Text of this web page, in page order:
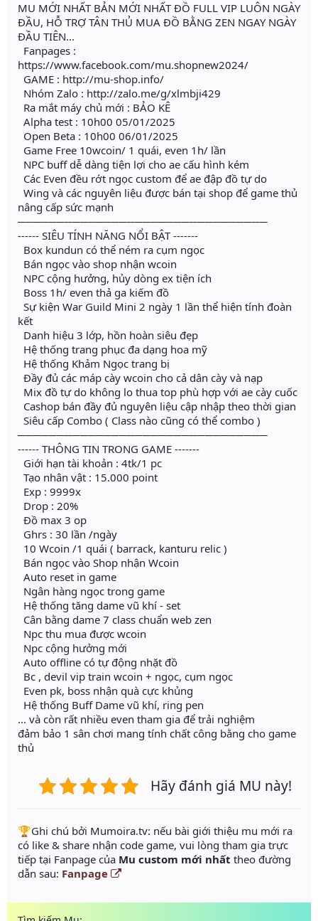
MU MỚI NHẤT BẢN MỚI NHẤT ĐỒ FULL VIP LUÔN NGÀY
ĐẦU, HỖ TRỢ TÂN THỦ MUA ĐỒ BẰNG ZEN NGAY NGÀY
ĐẦU TIÊN...
Fanpages :
https://www.facebook.com/mu.shopnew2024/
GAME : http://mu-shop.info/
Nhóm Zalo : http://zalo.me/g/xlmbji429
Ra mắt máy chủ mới : BẢO KÊ
Alpha test : 10h00 05/01/2025
Open Beta : 10h00 06/01/2025
Game Free 10wcoin/ 1 quái, even 1h/ lần
NPC buff dễ dàng tiện lợi cho ae cấu hình kém
Các Even đều rớt ngọc custom để ae đập đồ tự do
Wing và các nguyên liệu được bán tại shop để game thủ
nâng cấp sức mạnh
────────────────────────────────
------ SIÊU TÍNH NĂNG NỔI BẬT -------
Box kundun có thể ném ra cụm ngọc
Bán ngọc vào shop nhận wcoin
NPC cộng hưởng, hủy dòng ex tiện ích
Boss 1h/ even thả ga kiếm đồ
Sự kiện War Guild Mini 2 ngày 1 lần thể hiện tính đoàn
kết
Danh hiệu 3 lớp, hồn hoàn siêu đẹp
Hệ thống trang phục đa dạng hoa mỹ
Hệ thống Khảm Ngọc trang bị
Đầy đủ các máp cày wcoin cho cả dân cày và nạp
Mix đồ tự do không lo thua top phù hợp với ae cày cuốc
Cashop bán đầy đủ nguyên liệu cập nhập theo thời gian
Siêu cấp Combo ( Class nào cũng có thể combo )
────────────────────────────────
------ THÔNG TIN TRONG GAME -------
Giới hạn tài khoản : 4tk/1 pc
Tạo nhân vật : 15.000 point
Exp : 9999x
Drop : 20%
Đồ max 3 op
Ghrs : 30 lần /ngày
10 Wcoin /1 quái ( barrack, kanturu relic )
Bán ngọc vào Shop nhận Wcoin
Auto reset in game
Ngân hàng ngọc trong game
Hệ thống tăng dame vũ khí - set
Cân bằng dame 7 class chuẩn web zen
Npc thu mua được wcoin
Npc cộng hưởng mới
Auto offline có tự động nhặt đồ
Bc , devil vip train wcoin + ngọc, cụm ngọc
Even pk, boss nhận quà cực khủng
Hệ thống Buff Dame vũ khí, ring pen
... và còn rất nhiều even tham gia để trải nghiệm
đảm bảo 1 sân chơi mang tính chất công bằng cho game
thủ
Hãy đánh giá MU này!
️🏆Ghi chú bởi Mumoira.tv: nếu bài giới thiệu mu mới ra
có like & share nhận code game, vui lòng tham gia trực
tiếp tại Fanpage của Mu custom mới nhất theo đường
dẫn sau: Fanpage